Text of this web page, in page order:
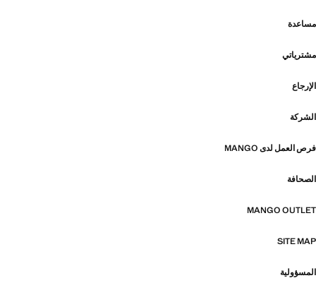
مساعدة
مشترياتي
الإرجاع
الشركة
فرص العمل لدى MANGO
الصحافة
MANGO OUTLET
SITE MAP
المسؤولية